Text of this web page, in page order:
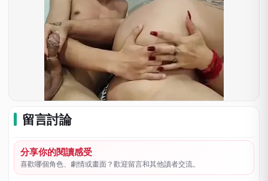
留言討論
分享你的閱讀感受
喜歡哪個角色、劇情或畫面？歡迎留言和其他讀者交流。